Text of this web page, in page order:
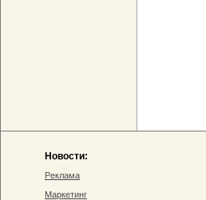
Новости:
Реклама
Маркетинг